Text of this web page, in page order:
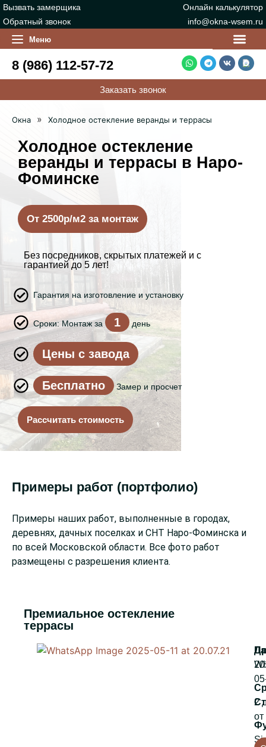
Вызвать замерщика
Онлайн калькулятор
Обратный звонок
info@okna-wsem.ru
Меню
8 (986) 112-57-72
Заказать звонок
Окна » Холодное остекление веранды и террасы
Холодное остекление
веранды и террасы в Наро-
Фоминске
От 2500р/м2 за монтаж
Без посредников, скрытых платежей и с
гарантией до 5 лет!
Гарантия на изготовление и установку
Сроки: Монтаж за 1 день
Цены с завода
Бесплатно Замер и просчет
Рассчитать стоимость
Примеры работ (портфолио)
Примеры наших работ, выполненные в городах,
деревнях, дачных поселках и СНТ Наро-Фоминска и
по всей Московской области. Все фото работ
размещены с разрешения клиента.
Премиальное остекление
террасы
2